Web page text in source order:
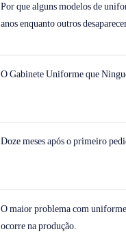
Por que alguns modelos de
anos enquanto outros
O Gabinete Uniforme que
Doze meses após o primeiro
O maior problema com
ocorre na produção.